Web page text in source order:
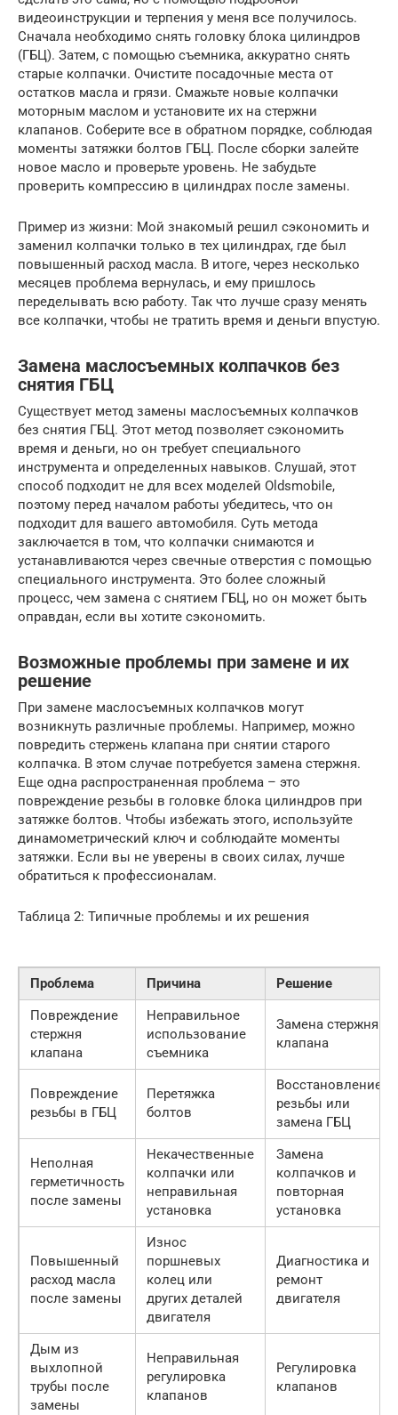
видеоинструкции и терпения у меня все получилось.
Сначала необходимо снять головку блока цилиндров
(ГБЦ). Затем, с помощью съемника, аккуратно снять
старые колпачки. Очистите посадочные места от
остатков масла и грязи. Смажьте новые колпачки
моторным маслом и установите их на стержни
клапанов. Соберите все в обратном порядке, соблюдая
моменты затяжки болтов ГБЦ. После сборки залейте
новое масло и проверьте уровень. Не забудьте
проверить компрессию в цилиндрах после замены.
Пример из жизни: Мой знакомый решил сэкономить и
заменил колпачки только в тех цилиндрах, где был
повышенный расход масла. В итоге, через несколько
месяцев проблема вернулась, и ему пришлось
переделывать всю работу. Так что лучше сразу менять
все колпачки, чтобы не тратить время и деньги впустую.
Замена маслосъемных колпачков без
снятия ГБЦ
Существует метод замены маслосъемных колпачков
без снятия ГБЦ. Этот метод позволяет сэкономить
время и деньги, но он требует специального
инструмента и определенных навыков. Слушай, этот
способ подходит не для всех моделей Oldsmobile,
поэтому перед началом работы убедитесь, что он
подходит для вашего автомобиля. Суть метода
заключается в том, что колпачки снимаются и
устанавливаются через свечные отверстия с помощью
специального инструмента. Это более сложный
процесс, чем замена с снятием ГБЦ, но он может быть
оправдан, если вы хотите сэкономить.
Возможные проблемы при замене и их
решение
При замене маслосъемных колпачков могут
возникнуть различные проблемы. Например, можно
повредить стержень клапана при снятии старого
колпачка. В этом случае потребуется замена стержня.
Еще одна распространенная проблема – это
повреждение резьбы в головке блока цилиндров при
затяжке болтов. Чтобы избежать этого, используйте
динамометрический ключ и соблюдайте моменты
затяжки. Если вы не уверены в своих силах, лучше
обратиться к профессионалам.
Таблица 2: Типичные проблемы и их решения
Проблема Причина
Решение
Повреждение
стержня
клапана
Неправильное
использование
съемника
Замена стержня
клапана
Повреждение
резьбы в ГБЦ
Перетяжка
болтов
Восстановление
резьбы или
замена ГБЦ
Неполная
герметичность
после замены
Некачественные
колпачки или
неправильная
установка
Замена
колпачков и
повторная
установка
Повышенный
расход масла
после замены
Износ
поршневых
колец или
других деталей
двигателя
Диагностика и
ремонт
двигателя
Дым из
выхлопной
трубы после
замены
Неправильная
регулировка
клапанов
Регулировка
клапанов